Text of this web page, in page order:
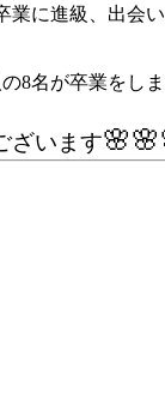
業に進級、出
8名が卒業をし
ざいます